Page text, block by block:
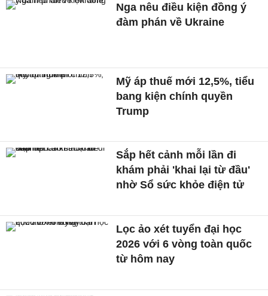
Nga nêu điều kiện đồng ý
đàm phán về Ukraine
Mỹ áp thuế mới 12,5%, tiểu
bang kiện chính quyền
Trump
Sắp hết cảnh mỗi lần đi
khám phải 'khai lại từ đầu'
nhờ Sổ sức khỏe điện tử
Lọc ảo xét tuyển đại học
2026 với 6 vòng toàn quốc
từ hôm nay